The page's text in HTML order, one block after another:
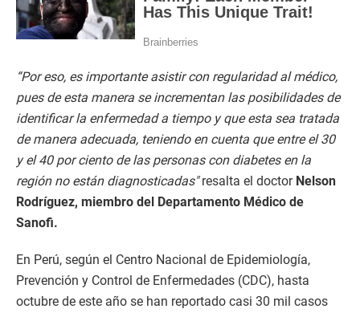
“Por eso, es importante asistir con regularidad al médico,
pues de esta manera se incrementan las posibilidades de
identificar la enfermedad a tiempo y que esta sea tratada
de manera adecuada, teniendo en cuenta que entre el 30
y el 40 por ciento de las personas con diabetes en la
región no están diagnosticadas″resalta el doctor Nelson
Rodríguez, miembro del Departamento Médico de
Sanofi.
En Perú, según el Centro Nacional de Epidemiología,
Prevención y Control de Enfermedades (CDC), hasta
octubre de este año se han reportado casi 30 mil casos